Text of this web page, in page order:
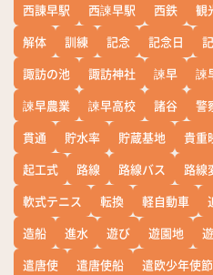
西諌早駅
西諫早駅 西鉄 観
解体
訓練 記念 記念日
諏訪の池
諏訪神社 諫早 諫
諫早農業
諫早高校 諸谷 警
貫通
貯水率 貯蔵基地 貴重
起工式
路線 路線バス 路線
軟式テニス
転換 軽自動車
造船
進水 遊び 遊園地
遣唐使
遣唐使船 遣欧少年使節